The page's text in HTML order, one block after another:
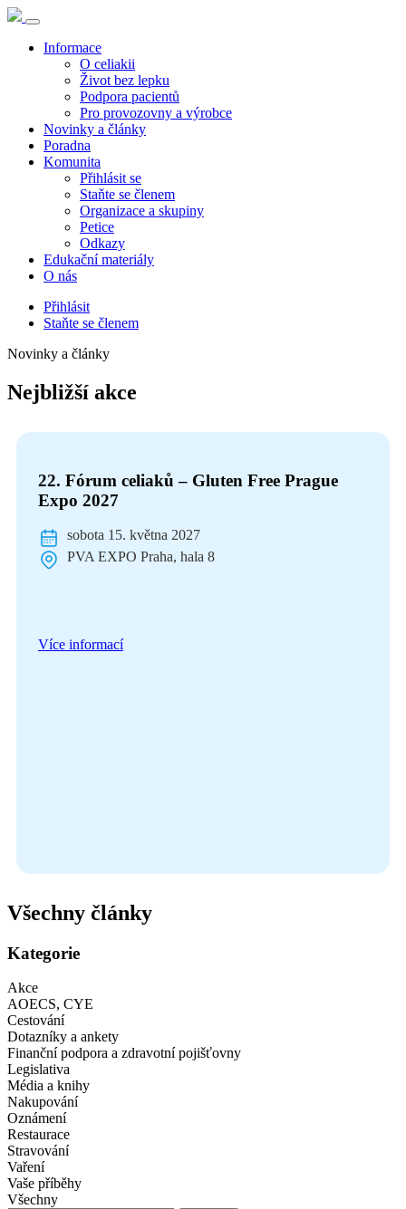
Informace
O celiakii
Život bez lepku
Podpora pacientů
Pro provozovny a výrobce
Novinky a články
Poradna
Komunita
Přihlásit se
Staňte se členem
Organizace a skupiny
Petice
Odkazy
Edukační materiály
O nás
Přihlásit
Staňte se členem
Novinky a články
Nejbližší akce
22. Fórum celiaků – Gluten Free Prague
Expo 2027
sobota 15. května 2027
PVA EXPO Praha, hala 8
Více informací
Všechny články
Kategorie
Akce
AOECS, CYE
Cestování
Dotazníky a ankety
Finanční podpora a zdravotní pojišťovny
Legislativa
Média a knihy
Nakupování
Oznámení
Restaurace
Stravování
Vaření
Vaše příběhy
Všechny